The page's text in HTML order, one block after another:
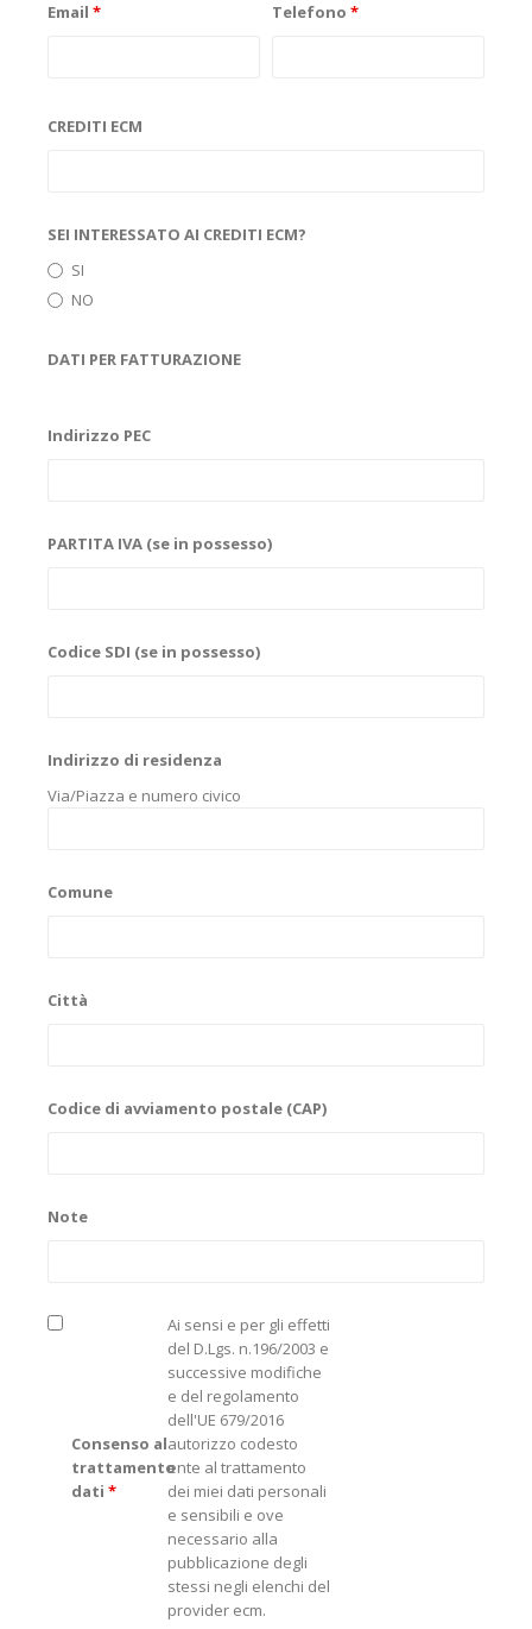
Email * Telefono *
CREDITI ECM
SEI INTERESSATO AI CREDITI ECM?
SI
NO
DATI PER FATTURAZIONE
Indirizzo PEC
PARTITA IVA (se in possesso)
Codice SDI (se in possesso)
Indirizzo di residenza
Via/Piazza e numero civico
Comune
Città
Codice di avviamento postale (CAP)
Note
Consenso al
trattamento
dati*
Ai sensi e per gli effetti
del D.Lgs. n.196/2003 e
successive modifiche
e del regolamento
dell'UE 679/2016
autorizzo codesto
ente al trattamento
dei miei dati personali
e sensibili e ove
necessario alla
pubblicazione degli
stessi negli elenchi del
provider ecm.